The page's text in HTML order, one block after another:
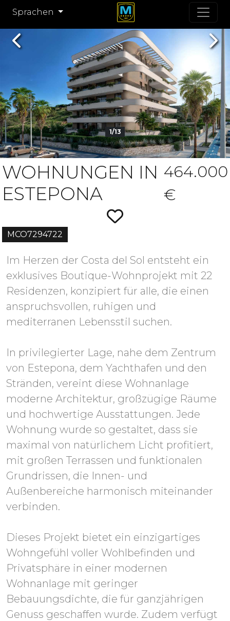
Sprachen
1/13
Previous
MCO7294722
WOHNUNGEN IN
ESTEPONA
464.000
€
Im Herzen der Costa del Sol entsteht ein
exklusives Boutique-Wohnprojekt mit 22
Residenzen, konzipiert für alle, die einen
anspruchsvollen, ruhigen und
mediterranen Lebensstil suchen.
In privilegierter Lage, nahe dem Zentrum
von Estepona, dem Yachthafen und den
Stränden, vereint diese Wohnanlage
moderne Architektur, großzügige Räume
und hochwertige Ausstattungen. Jede
Wohnung wurde so gestaltet, dass sie
maximal von natürlichem Licht profitiert,
mit großen Terrassen und funktionalen
Grundrissen, die Innen- und
Außenbereiche harmonisch miteinander
verbinden.
Dieses Projekt bietet ein einzigartiges
Wohngefühl voller Wohlbefinden und
Privatsphäre in einer modernen
Wohnanlage mit geringer
Bebauungsdichte, die für ganzjährigen
Genuss geschaffen wurde. Zudem verfügt